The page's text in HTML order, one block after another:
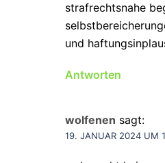
strafrechtsnahe
und
Antworten
wolfenen sagt:
19. JANUAR 2024 UM